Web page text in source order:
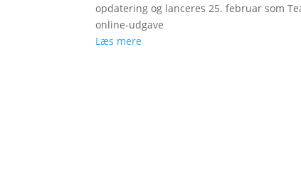
opdatering og lanceres 25. februar som
online-udgave
Læs mere